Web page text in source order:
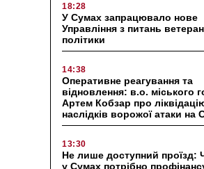
18:28
У Сумах запрацювало нове
Управління з питань
політики
14:38
Оперативне реагування та
відновлення: в.о. міського
Артем Кобзар про
наслідків ворожої атаки на
13:30
Не лише доступний проїзд:
у Сумах потрібно